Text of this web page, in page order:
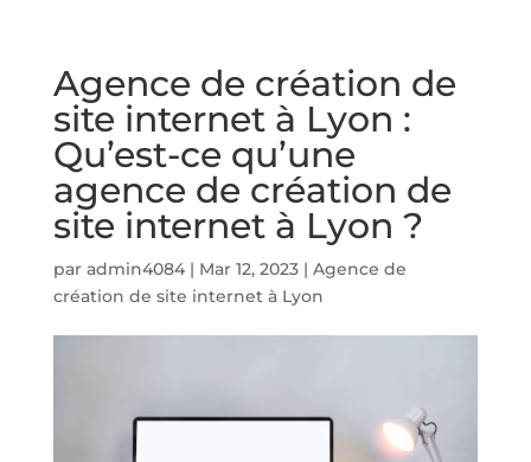
Agence de création de
site internet à Lyon :
Qu’est-ce qu’une
agence de création de
site internet à Lyon ?
par admin4084| Mar 12, 2023| Agence de
création de site internet à Lyon